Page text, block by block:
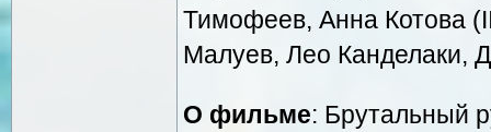
Тимофеев, Анна Котова
Малуев, Лео Канделаки,
О фильме: Брутальный